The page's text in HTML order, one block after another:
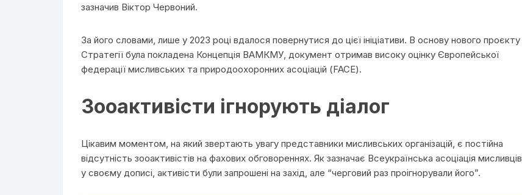
зазначив Віктор Червоний.
За його словами, лише у 2023 році вдалося повернутися до цієї ініціативи. В основу нового проєкту
Стратегії була покладена Концепція ВАМКМУ, документ отримав високу оцінку Європейської
федерації мисливських та природоохоронних асоціацій (FACE).
Зооактивісти ігнорують діалог
Цікавим моментом, на який звертають увагу представники мисливських організацій, є постійна
відсутність зооактивістів на фахових обговореннях. Як зазначає Всеукраїнська асоціація мисливців
у своєму дописі, активісти були запрошені на захід, але “черговий раз проігнорували його”.